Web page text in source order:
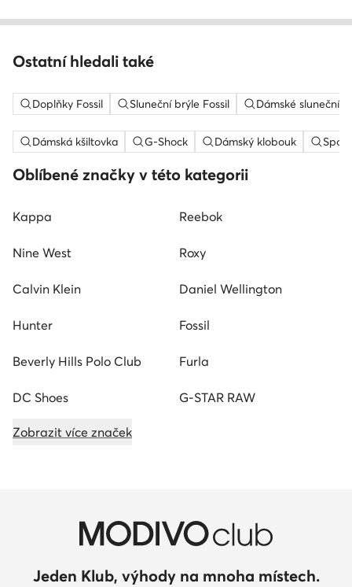
Ostatní hledali také
Doplňky Fossil Sluneční brýle Fossil Dámské sluneční
Dámská kšiltovka G-Shock Dámský klobouk
Oblíbené značky v této kategorii
Kappa Reebok
Nine West Roxy
Calvin Klein Daniel Wellington
Hunter Fossil
Beverly Hills Polo Club Furla
DC Shoes G-STAR RAW
Zobrazit více značek
Jeden Klub, výhody na mnoha místech.